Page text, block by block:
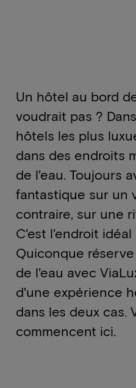
Un hôtel au bord
voudrait pas ?
hôtels les plus
dans des endroits
de l'eau. Toujours
fantastique sur un
contraire, sur une
C'est l'endroit idéal
Quiconque
de l'eau avec
d'une expérience
dans les deux cas.
commencent ici.